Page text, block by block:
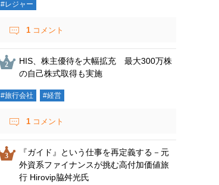
#レジャー
1 コメント
HIS、株主優待を大幅拡充 最大300万株
の自己株式取得も実施
#旅行会社 #経営
1 コメント
『ガイド』という仕事を再定義する－元
外資系ファイナンスが挑む高付加価値旅
行 Hirovip脇舛光氏